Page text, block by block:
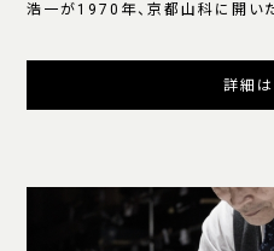
浩一が1970年、京都山科に開い
詳細は